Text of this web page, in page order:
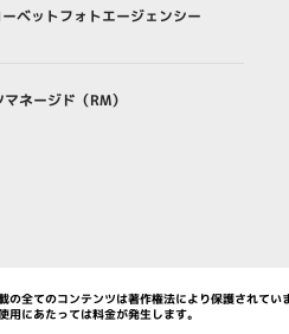
ベットフォトエージェンシー
ネージド（RM）
の全てのコンテンツは著作権法により保護されてい
用にあたっては料金が発生します。